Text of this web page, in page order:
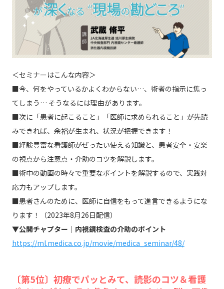
＜セミナーはこんな内容＞
■今、何をやっているかよくわからない…、術者の指示に焦っ
てしまう… そうなるには理由があります。
■次に「患者に起こること」「医師に求められること」が先読
みできれば、余裕が生まれ、状況が把握できます！
■経験豊富な看護師がぜったい使える知識と、患者安全・安楽
の視点から注意点・介助のコツを解説します。
■術中の動画の時々で重要なポイントを解説するので、実践対
応力もアップします。
■患者さんのために、医師に自信をもって進言できるようにな
ります！（2023年8月26日配信）
▼公開チャプター｜内視鏡検査の介助のポイント
https://ml.medica.co.jp/movie/medica_seminar/48/
〔第5位〕初療でパッとみて、読影のコツ＆看護